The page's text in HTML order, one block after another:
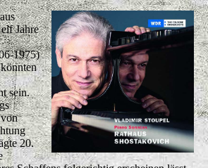
Jahre
1975)
sein.
20.